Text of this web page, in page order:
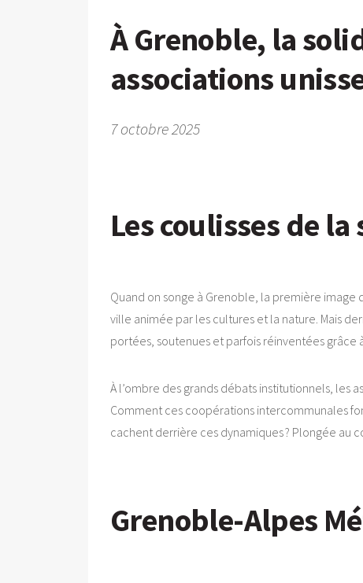
À Grenoble, la
associations
7 octobre 2025
Les coulisses de
Quand on songe à Grenoble, la première image
ville animée par les cultures et la nature. Mais
portées, soutenues et parfois réinventées
À l’ombre des grands débats institutionnels, les
Comment ces coopérations intercommunales
cachent derrière ces dynamiques ? Plongée
Grenoble-Alpes